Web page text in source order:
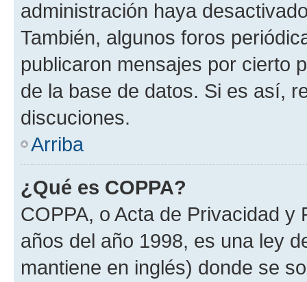
administración haya
También, algunos foros
publicaron mensajes por cierto
de la base de datos. Si es así,
discuciones.
Arriba
¿Qué es COPPA?
COPPA, o Acta de Privacidad
años del año 1998, es una ley
mantiene en inglés) donde se